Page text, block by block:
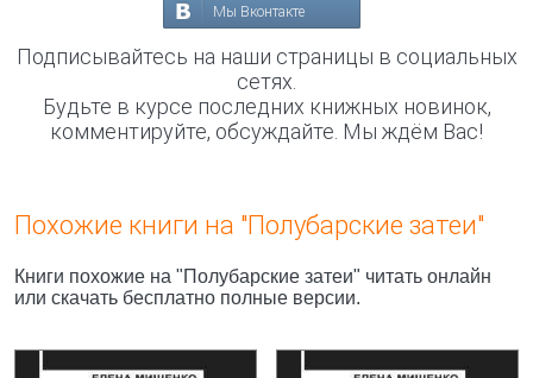
Мы Вконтакте
Подписывайтесь на наши страницы в социальных
сетях.
Будьте в курсе последних книжных новинок,
комментируйте, обсуждайте. Мы ждём Вас!
Похожие книги на "Полубарские затеи"
Книги похожие на "Полубарские затеи" читать онлайн
или скачать бесплатно полные версии.